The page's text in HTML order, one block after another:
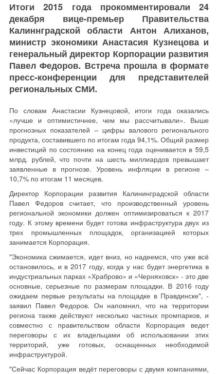
Итоги 2015 года прокомментировали 24
декабря вице-премьер Правительства
Калиннградской области Антон Алиханов,
министр экономики Анастасия Кузнецова и
генеральный директор Корпорации развития
Павел Федоров. Встреча прошла в формате
пресс-конференции для представителей
региональных СМИ.
По словам Анастасии Кузнецовой, итоги года оказались
«лучше и оптимистичнее, чем мы рассчитывали». Выше
прогнозных показателей – цифры валового регионального
продукта, составившего по итогам года 94,1%. Общий размер
инвестиций по состоянию на конец года оценивается в 59,5
млрд. рублей, что почти на шесть миллиардов превышает
заявленные в прогнозе. Уровень инфляции в регионе –
10,7% по итогам 11 месяцев.
Директор Корпорации развития Калининградской области
Павел Федоров считает, что производственный уровень
региональной экономики должен оптимизироваться к 2017
году. К этому времени будет готова инфраструктура двух из
трех промышленных площадок, организацией которых
занимается Корпорация.
"Экономика сжимается, идет вниз, но надеемся, что уже всё
остановилось, и в 2017 году, когда у нас будет энергетика в
индустриальных парках «Храброво» и «Черняховск» - это две
основные, серьезные по размерам площадки. В 2016 году
ожидаем первые результаты на площадке в Правдинске", -
заявил Павел Федоров. Он напомнил, что на территории
региона также действуют несколько частных промпарков, и
совместно с правительством области Корпорация ведет
переговоры с их владельцами об использовании этих
территорий, уже готовых, оснащенных необходимой
инфраструктурой.
"Сейчас Корпорация ведёт переговоры с двумя компаниями,